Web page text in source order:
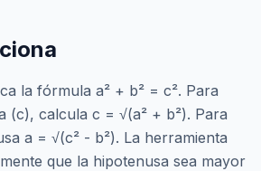
la fórmula a² + b² = c². Para
(c), calcula c = √(a² + b²). Para
a = √(c² - b²). La herramienta
que la hipotenusa sea mayor